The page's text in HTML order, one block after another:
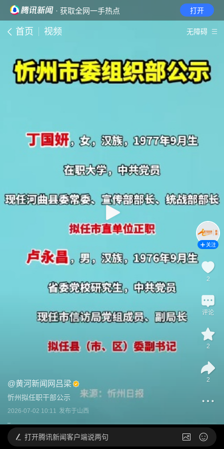
· 获取全网一手热点 打开
首页 视频 无障碍
@黄河新闻网吕梁
忻州拟任职干部公示
2026-07-02 10:11 发布于山西
关注
2
评论
2
2
打开腾讯新闻客户端说两句